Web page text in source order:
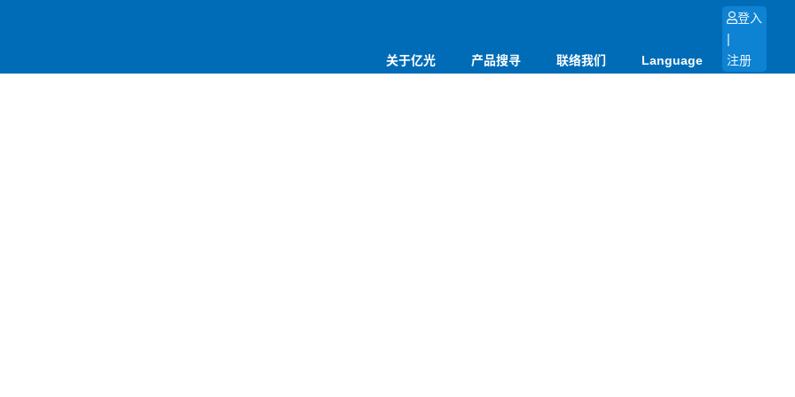
关于亿光 产品搜寻 联络我们 Language
登入
|
注册